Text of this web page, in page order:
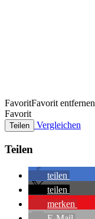
FavoritFavorit entfernen
Favorit
Teilen Vergleichen
Teilen
teilen
teilen
merken